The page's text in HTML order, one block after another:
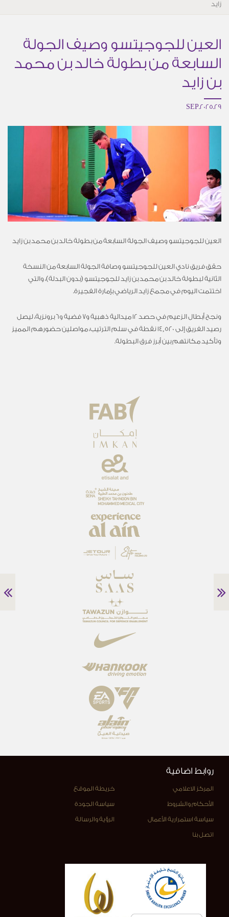
زايد
العين للجوجيتسو وصيف الجولة
السابعة من بطولة خالد بن محمد
بن زايد
29.SEP.2025
العين للجوجيتسو وصيف الجولة السابعة من بطولة خالد بن محمد بن زايد
حقق فريق نادي العين للجوجيتسو وصافة الجولة السابعة من النسخة
الثانية لبطولة خالد بن محمد بن زايد للجوجيتسو (بدون البدلة)، والتي
اختتمت اليوم في مجمع زايد الرياضي بإمارة الفجيرة.
ونجح أبطال الزعيم في حصد 12 ميدالية ذهبية و7 فضية و6 برونزية، ليصل
رصيد الفريق إلى 14,520 نقطة في سلم الترتيب، مواصلين حضورهم المميز
وتأكيد مكانتهم بين أبرز فرق البطولة.
روابط اضافية
المركز الاعلامي خريطة الموقع
الأحكام والشروط سياسة الجودة
سياسة استمرارية الأعمال الرؤية والرسالة
اتصل بنا